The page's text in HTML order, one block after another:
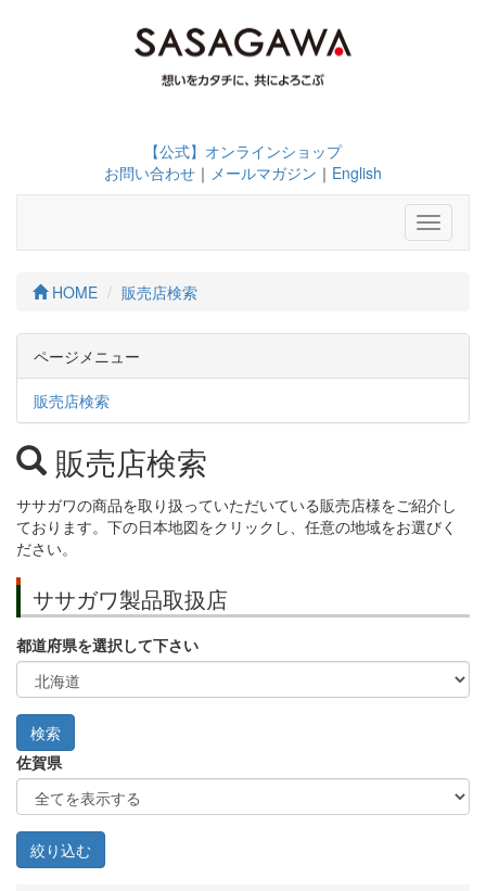
【公式】オンラインショップ
お問い合わせ ｜ メールマガジン ｜ English
Toggle
HOME 販売店検索
ページメニュー
販売店検索
販売店検索
ササガワの商品を取り扱っていただいている販売店様をご紹介し
ております。下の日本地図をクリックし、任意の地域をお選びく
ださい。
ササガワ製品取扱店
都道府県を選択して下さい
佐賀県